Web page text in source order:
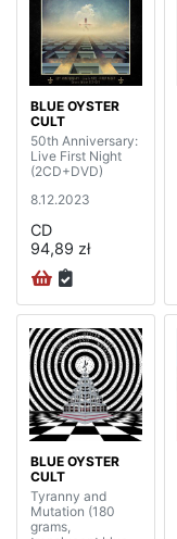
BLUE OYSTER
CULT
50th Anniversary:
Live First Night
(2CD+DVD)
8.12.2023
CD
94,89 zł
BLUE OYSTER
CULT
Tyranny and
Mutation (180
grams,